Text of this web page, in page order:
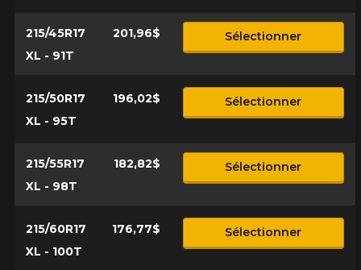
215/45R17
XL - 91T
201,96$ Sélectionner
215/50R17
XL - 95T
196,02$ Sélectionner
215/55R17
XL - 98T
182,82$ Sélectionner
215/60R17
XL - 100T
176,77$ Sélectionner